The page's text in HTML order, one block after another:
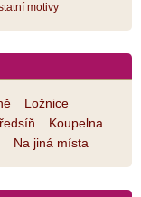
motivy
Ložnice
Koupelna
Na jiná místa